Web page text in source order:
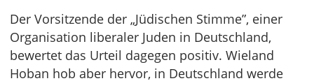
Der Vorsitzende der „Jüdischen Stimme”, einer
Organisation liberaler Juden in Deutschland,
bewertet das Urteil dagegen positiv. Wieland
Hoban hob aber hervor, in Deutschland werde